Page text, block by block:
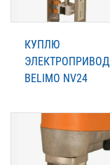
КУПЛЮ
ЭЛЕКТРОПРИВОД
BELIMO NV24